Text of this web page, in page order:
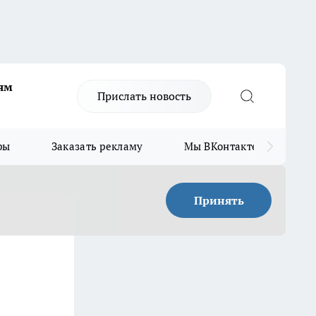
Прислать новость
Заказать рекламу Мы ВКонтакте
Принять